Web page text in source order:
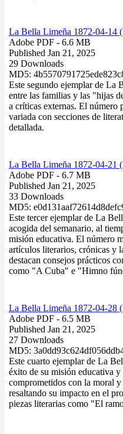
La Bella Limeña 1872-04-14
Adobe PDF - 6.6 MB
Published Jan 21, 2025
29 Downloads
MD5:
Este segundo ejemplar de La
entre las familias y las "hijas
a críticas externas. El número
variada con secciones de
detallada.
La Bella Limeña 1872-04-21
Adobe PDF - 6.7 MB
Published Jan 21, 2025
33 Downloads
MD5:
Este tercer ejemplar de La
acogida del semanario, al
misión educativa. El número
artículos literarios, crónicas y
destacan consejos prácticos
como "A Cuba" e "Himno
La Bella Limeña 1872-04-28
Adobe PDF - 6.5 MB
Published Jan 21, 2025
27 Downloads
MD5:
Este cuarto ejemplar de La
éxito de su misión educativa
comprometidos con la moral
resaltando su impacto en el
piezas literarias como "El